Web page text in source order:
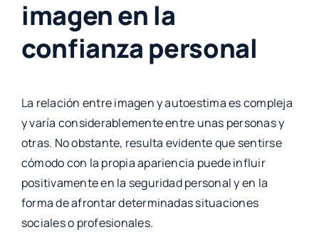
imagen en la
confianza personal
La relación entre imagen y autoestima es compleja
y varía considerablemente entre unas personas y
otras. No obstante, resulta evidente que sentirse
cómodo con la propia apariencia puede influir
positivamente en la seguridad personal y en la
forma de afrontar determinadas situaciones
sociales o profesionales.